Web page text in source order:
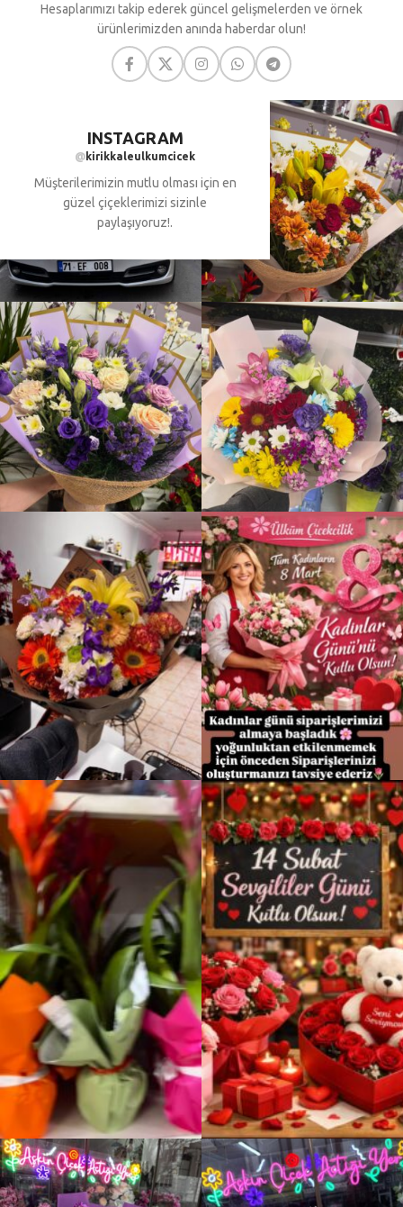
Hesaplarımızı takip ederek güncel gelişmelerden ve örnek
ürünlerimizden anında haberdar olun!
INSTAGRAM
@kirikkaleulkumcicek
Müşterilerimizin mutlu olması için en
güzel çiçeklerimizi sizinle
paylaşıyoruz!.